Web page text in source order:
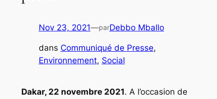
Nov 23, 2021—parDebbo Mballo
dans Communiqué de Presse
Environnement, Social
Dakar, 22 novembre 2021. A l’occasion de